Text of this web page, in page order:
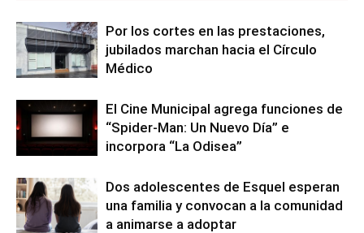
Por los cortes en las prestaciones,
jubilados marchan hacia el Círculo
Médico
El Cine Municipal agrega funciones de
“Spider-Man: Un Nuevo Día” e
incorpora “La Odisea”
Dos adolescentes de Esquel esperan
una familia y convocan a la comunidad
a animarse a adoptar